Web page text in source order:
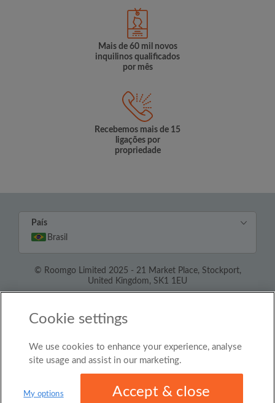
Mais de 60 mil novos
inquilinos qualificados
por mês
Recebemos mais de 15
ligações por
propriedade
País
Brasil
© Roomgo Limited 2025 - 21 Market Place, Stockport,
United Kingdom, SK1 1EU
Cookie settings
We use cookies to enhance your experience, analyse
site usage and assist in our marketing.
My options Accept & close